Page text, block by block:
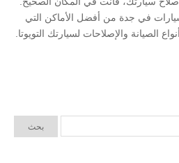
في جدة من أفضل الأماكن التي
الصيانة والإصلاحات لسيارتك التويوتا.